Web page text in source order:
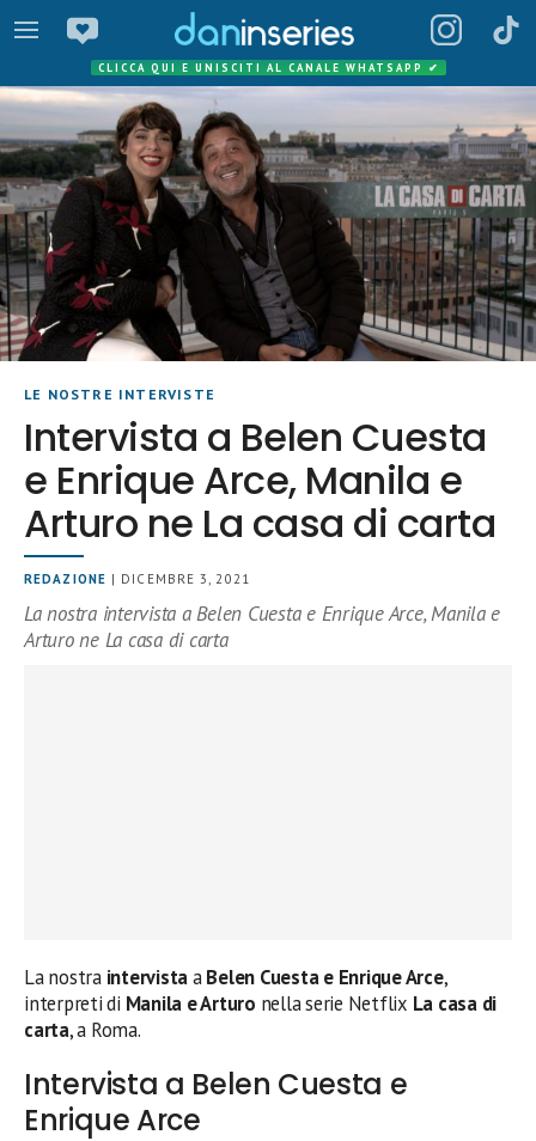
CLICCA QUI E UNISCITI AL CANALE WHATSAPP ✔
LE NOSTRE INTERVISTE
Intervista a Belen Cuesta
e Enrique Arce, Manila e
Arturo ne La casa di carta
REDAZIONE | DICEMBRE 3, 2021
La nostra intervista a Belen Cuesta e Enrique Arce, Manila e
Arturo ne La casa di carta
La nostra intervistaaBelen Cuesta e Enrique Arce,
interpreti di Manila e Arturo nella serie Netflix La casa di
carta, a Roma.
Intervista a Belen Cuesta e
Enrique Arce